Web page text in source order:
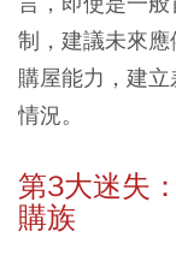
制，建議未來
購屋能力，建
情況。
第3大迷失
購族